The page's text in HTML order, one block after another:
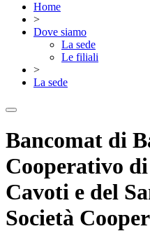
Home
>
Dove siamo
La sede
Le filiali
>
La sede
Bancomat di
Cooperativo
Cavoti e del
Società